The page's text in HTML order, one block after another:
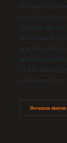
Org nasıl ses
içindeki çekiçler
Müzikte, bir org,
üretmenin diğer
genellikle ellerle
ayaklarla
.org ne anlama
kısaltmasıdır ve
Devamını okuyun